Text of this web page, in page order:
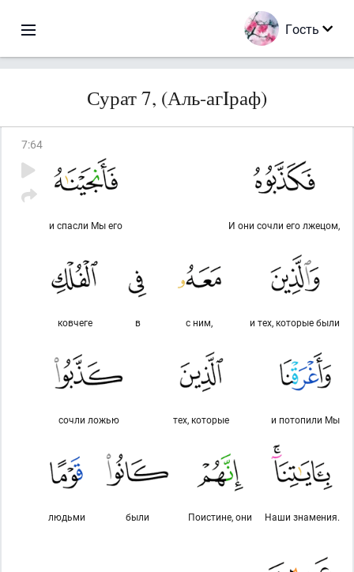
Гость
Сурат 7, (Аль-агIраф)
7:64
И они сочли его лжецом,
и спасли Мы его
и тех, которые были
с ним,
в
ковчеге
и потопили Мы
тех, которые
сочли ложью
Наши знамения.
Поистине, они
были
людьми